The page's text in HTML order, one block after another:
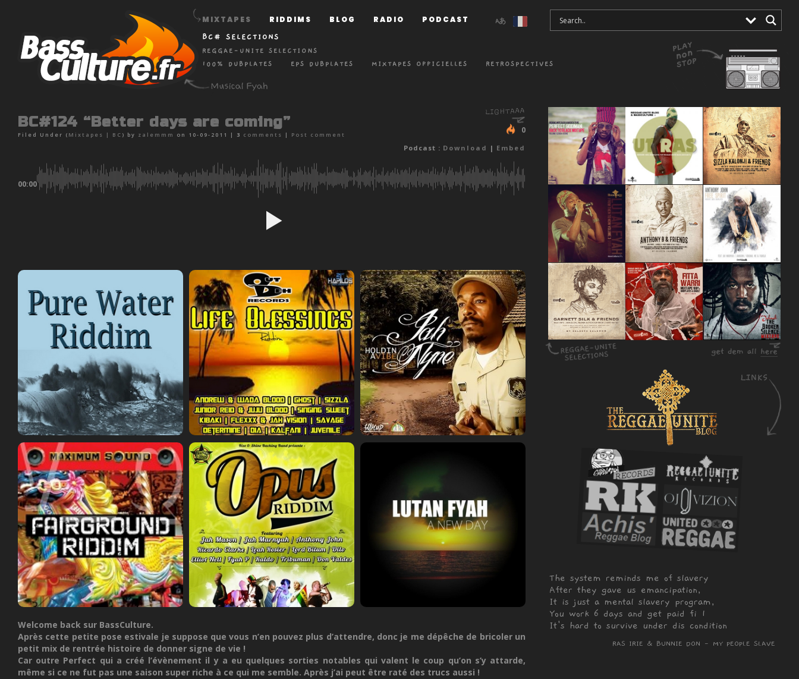
MIXTAPES
BC# SELECTIONS
REGGAE-UNITE SELECTIONS
100% DUBPLATES
EPS DUBPLATES MIXTAPES OFFICIELLES RETROSPECTIVES
RIDDIMS BLOG RADIO PODCAST
BC#124 “Better days are coming”
Filed Under ( Mixtapes | BC ) by zalemmm on 10-09-2011 | 3 comments | Post comment 0
Podcast : Download | Embed
00:00
Welcome back sur BassCulture.
Après cette petite pose estivale je suppose que vous n’en pouvez plus d’attendre, donc je me dépêche de bricoler un
petit mix de rentrée histoire de donner signe de vie !
Car outre Perfect qui a créé l’évènement il y a eu quelques sorties notables qui valent le coup qu’on s’y attarde,
même si ce ne fut pas une saison super riche à ce qui me semble. Après j’ai peut être raté des trucs aussi !
The system reminds me of slavery
After they gave us emancipation,
It is just a mental slavery program,
You work 6 days and get paid fi 1
It's hard to survive under dis condition
RAS IRIE & BUNNIE DON - MY PEOPLE SLAVE